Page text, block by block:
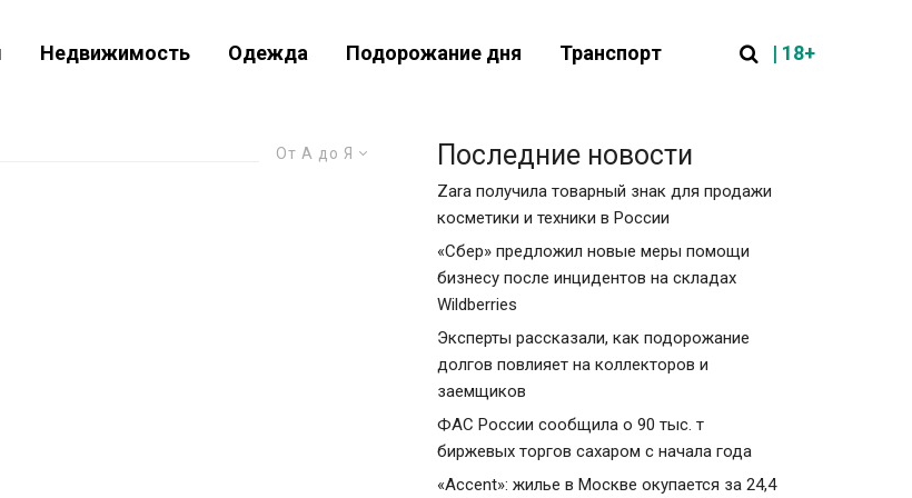
Недвижимость Одежда Подорожание дня Транспорт | 18+
От А до Я Последние новости
Zara получила товарный знак для продажи
косметики и техники в России
«Сбер» предложил новые меры помощи
бизнесу после инцидентов на складах
Wildberries
Эксперты рассказали, как подорожание
долгов повлияет на коллекторов и
заемщиков
ФАС России сообщила о 90 тыс. т
биржевых торгов сахаром с начала года
«Accent»: жилье в Москве окупается за 24,4